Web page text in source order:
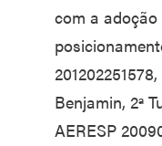
com a adoção
Benjamin, 2ª
AERESP